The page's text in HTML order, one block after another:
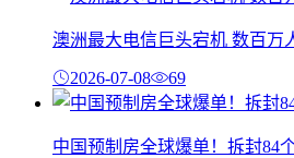
澳洲最大电信巨头宕机 数百万
2026-07-08 69
中国预制房全球爆单！拆封84